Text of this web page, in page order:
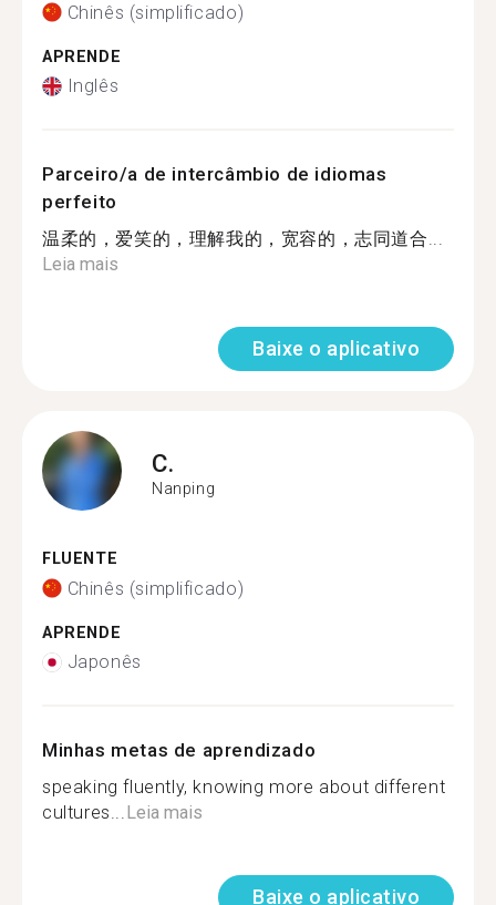
Chinês (simplificado)
APRENDE
Inglês
Parceiro/a de intercâmbio de idiomas
perfeito
温柔的，爱笑的，理解我的，宽容的，志同道合...
Leia mais
Baixe o aplicativo
C.
Nanping
FLUENTE
Chinês (simplificado)
APRENDE
Japonês
Minhas metas de aprendizado
speaking fluently, knowing more about different
cultures...Leia mais
Baixe o aplicativo